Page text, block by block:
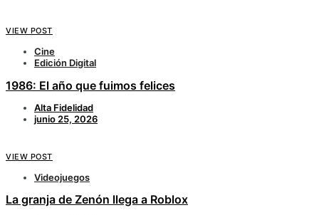
VIEW POST
Cine
Edición Digital
1986: El año que fuimos felices
Alta Fidelidad
junio 25, 2026
VIEW POST
Videojuegos
La granja de Zenón llega a Roblox